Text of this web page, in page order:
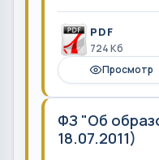
PDF
724 Кб
Просмотр
ФЗ "Об
18.07.2011)